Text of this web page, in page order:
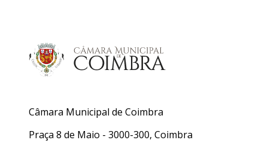
Câmara Municipal de Coimbra
Praça 8 de Maio - 3000-300, Coimbra